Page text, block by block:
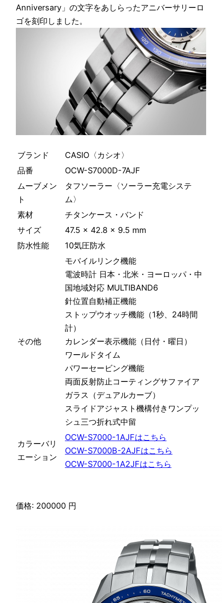
Anniversary」の文字をあしらったアニバーサリーロ
ゴを刻印しました。
ブランド
CASIO〈カシオ〉
品番
OCW-S7000D-7AJF
ムーブメン
ト
タフソーラー〈ソーラー充電システ
ム〉
素材
チタンケース・バンド
サイズ
47.5 × 42.8 × 9.5 mm
防水性能
10気圧防水
その他
モバイルリンク機能
電波時計 日本・北米・ヨーロッパ・中
国地域対応 MULTIBAND6
針位置自動補正機能
ストップウオッチ機能（1秒、24時間
計）
カレンダー表示機能（日付・曜日）
ワールドタイム
パワーセービング機能
両面反射防止コーティングサファイア
ガラス（デュアルカーブ）
スライドアジャスト機構付きワンプッ
シュ三つ折れ式中留
カラーバリ
エーション
OCW-S7000-1AJFはこちら
OCW-S7000B-2AJFはこちら
OCW-S7000-1A2JFはこちら
価格: 200000 円